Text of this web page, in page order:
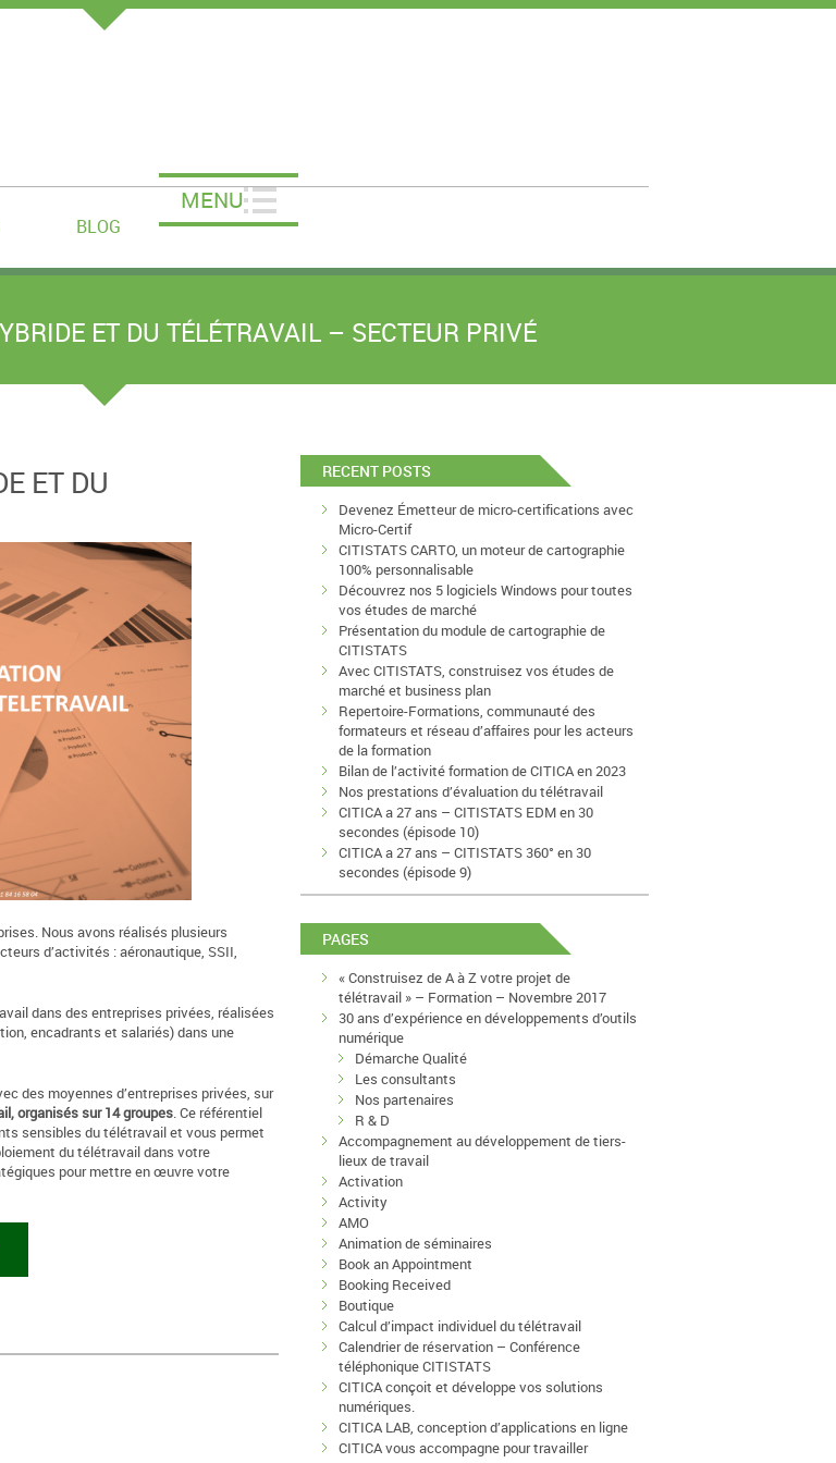
BLOG
MENU
ET DU TÉLÉTRAVAIL – SECTEUR PRIVÉ
ET DU
Nous avons réalisés plusieurs
d’activités : aéronautique, SSII,
dans des entreprises privées, réalisées
encadrants et salariés) dans une
des moyennes d’entreprises privées, sur
organisés sur 14 groupes. Ce référentiel
sensibles du télétravail et vous permet
du télétravail dans votre
pour mettre en œuvre votre
RECENT POSTS
Devenez Émetteur de micro-certifications avec
Micro-Certif
CITISTATS CARTO, un moteur de cartographie
100% personnalisable
Découvrez nos 5 logiciels Windows pour toutes
vos études de marché
Présentation du module de cartographie de
CITISTATS
Avec CITISTATS, construisez vos études de
marché et business plan
Repertoire-Formations, communauté des
formateurs et réseau d’affaires pour les acteurs
de la formation
Bilan de l’activité formation de CITICA en 2023
Nos prestations d’évaluation du télétravail
CITICA a 27 ans – CITISTATS EDM en 30
secondes (épisode 10)
CITICA a 27 ans – CITISTATS 360° en 30
secondes (épisode 9)
PAGES
« Construisez de A à Z votre projet de
télétravail » – Formation – Novembre 2017
30 ans d’expérience en développements d’outils
numérique
Démarche Qualité
Les consultants
Nos partenaires
R & D
Accompagnement au développement de tiers-
lieux de travail
Activation
Activity
AMO
Animation de séminaires
Book an Appointment
Booking Received
Boutique
Calcul d’impact individuel du télétravail
Calendrier de réservation – Conférence
téléphonique CITISTATS
CITICA conçoit et développe vos solutions
numériques.
CITICA LAB, conception d’applications en ligne
CITICA vous accompagne pour travailler